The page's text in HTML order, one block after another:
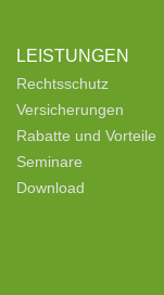
LEISTUNGEN
Rechtsschutz
Versicherungen
Rabatte und Vorteile
Seminare
Download